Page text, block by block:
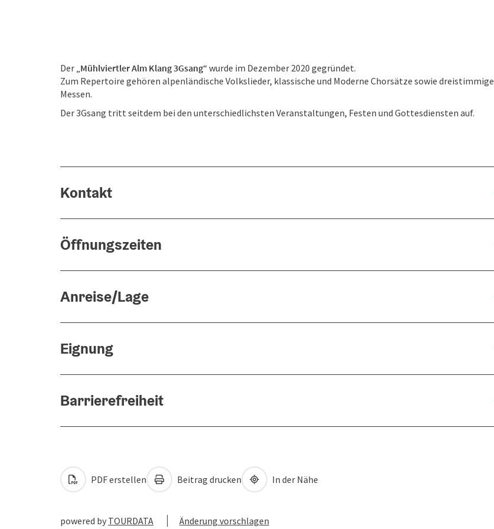
Der „Mühlviertler Alm Klang 3Gsang“ wurde im Dezember 2020 gegründet.
Zum Repertoire gehören alpenländische Volkslieder, klassische und Moderne Chorsätze sowie dreistimmige
Messen.
Der 3Gsang tritt seitdem bei den unterschiedlichsten Veranstaltungen, Festen und Gottesdiensten auf.
Kontakt
Öffnungszeiten
Anreise/Lage
Eignung
Barrierefreiheit
PDF erstellen Beitrag drucken In der Nähe
powered by TOURDATA Änderung vorschlagen